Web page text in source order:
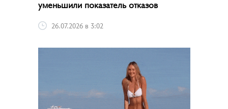
уменьшили показатель отказов
26.07.2026 в 3:02